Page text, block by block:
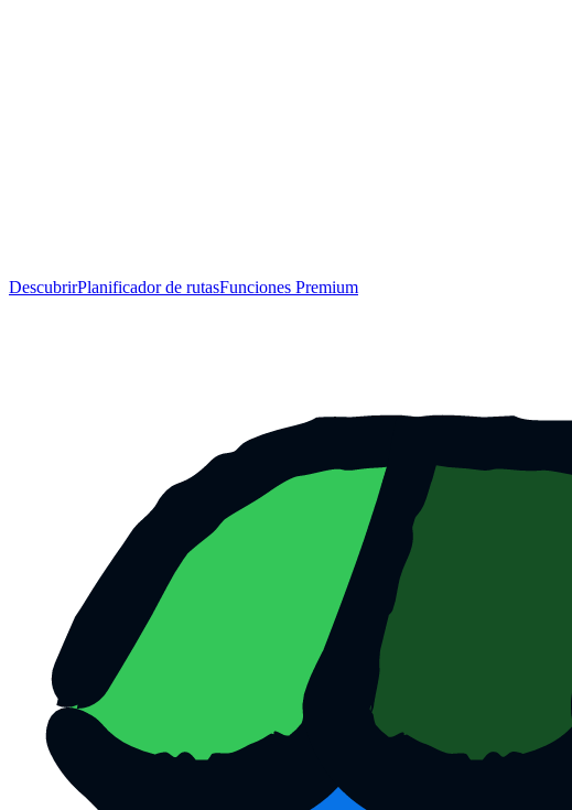
DescubrirPlanificador de rutasFunciones Premium